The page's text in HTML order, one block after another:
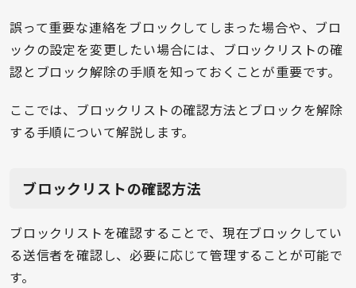
誤って重要な連絡をブロックしてしまった場合や、ブロ
ックの設定を変更したい場合には、ブロックリストの確
認とブロック解除の手順を知っておくことが重要です。
ここでは、ブロックリストの確認方法とブロックを解除
する手順について解説します。
ブロックリストの確認方法
ブロックリストを確認することで、現在ブロックしてい
る送信者を確認し、必要に応じて管理することが可能で
す。